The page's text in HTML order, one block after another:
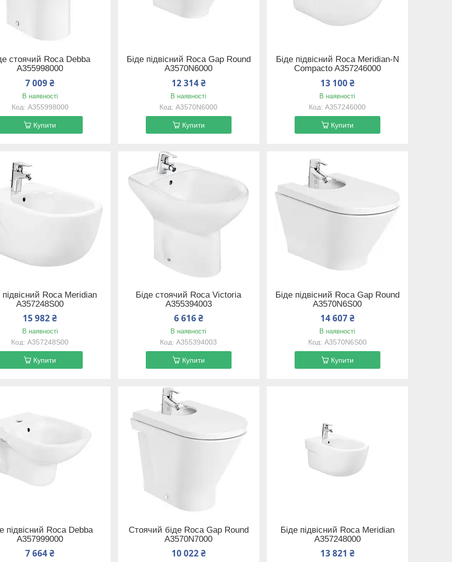
стоячий Roca Debba
A355998000
7 009 ₴
В наявності
A355998000
Купити
Біде підвісний Roca Gap Round
A3570N6000
12 314 ₴
В наявності
A3570N6000
Купити
Біде підвісний Roca Meridian-N
Compacto A357246000
13 100 ₴
В наявності
A357246000
Купити
підвісний Roca Meridian
A357248S00
15 982 ₴
В наявності
A357248S00
Купити
Біде стоячий Roca Victoria
A355394003
6 616 ₴
В наявності
A355394003
Купити
Біде підвісний Roca Gap Round
A3570N6S00
14 607 ₴
В наявності
A3570N6S00
Купити
підвісний Roca Debba
A357999000
7 664 ₴
Стоячий біде Roca Gap Round
A3570N7000
10 022 ₴
Біде підвісний Roca Meridian
A357248000
13 821 ₴